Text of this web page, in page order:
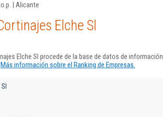
| Alicante
Elche Sl
Elche Sl procede de la base de datos de información
Más información sobre el Ranking de Empresas.